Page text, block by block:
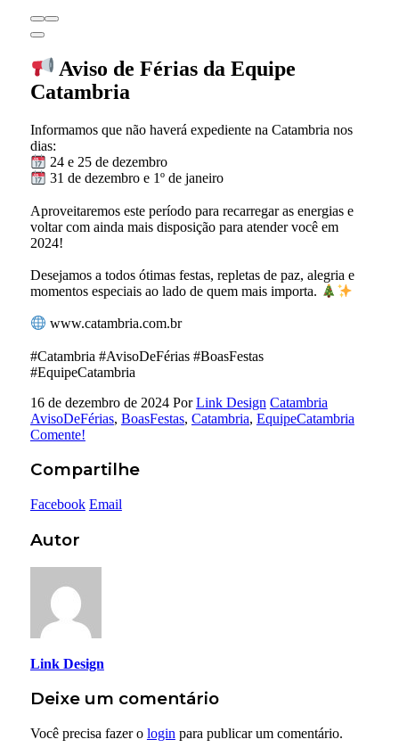
Aviso de Férias da Equipe
Catambria
Informamos que não haverá expediente na Catambria nos
dias:
24 e 25 de dezembro
31 de dezembro e 1º de janeiro
Aproveitaremos este período para recarregar as energias e
voltar com ainda mais disposição para atender você em
2024!
Desejamos a todos ótimas festas, repletas de paz, alegria e
momentos especiais ao lado de quem mais importa.
www.catambria.com.br
#Catambria #AvisoDeFérias #BoasFestas
#EquipeCatambria
16 de dezembro de 2024 Por Link Design Catambria
AvisoDeFérias, BoasFestas, Catambria, EquipeCatambria
Comente!
Compartilhe
Facebook Email
Autor
Link Design
Deixe um comentário
Você precisa fazer o login para publicar um comentário.